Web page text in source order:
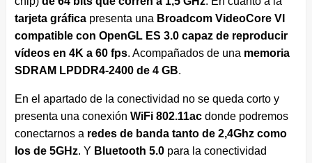
tarjeta gráficapresenta una Broadcom VideoCore VI
compatible con OpenGL ES 3.0 capaz de reproducir
vídeos en 4K a 60 fps. Acompañados de una memoria
SDRAM LPDDR4-2400 de 4 GB.
En el apartado de la conectividad no se queda corto y
presenta una conexión WiFi 802.11acdonde podremos
conectarnos a redes de banda tanto de 2,4Ghz como
los de 5GHz. Y Bluetooth 5.0para la conectividad